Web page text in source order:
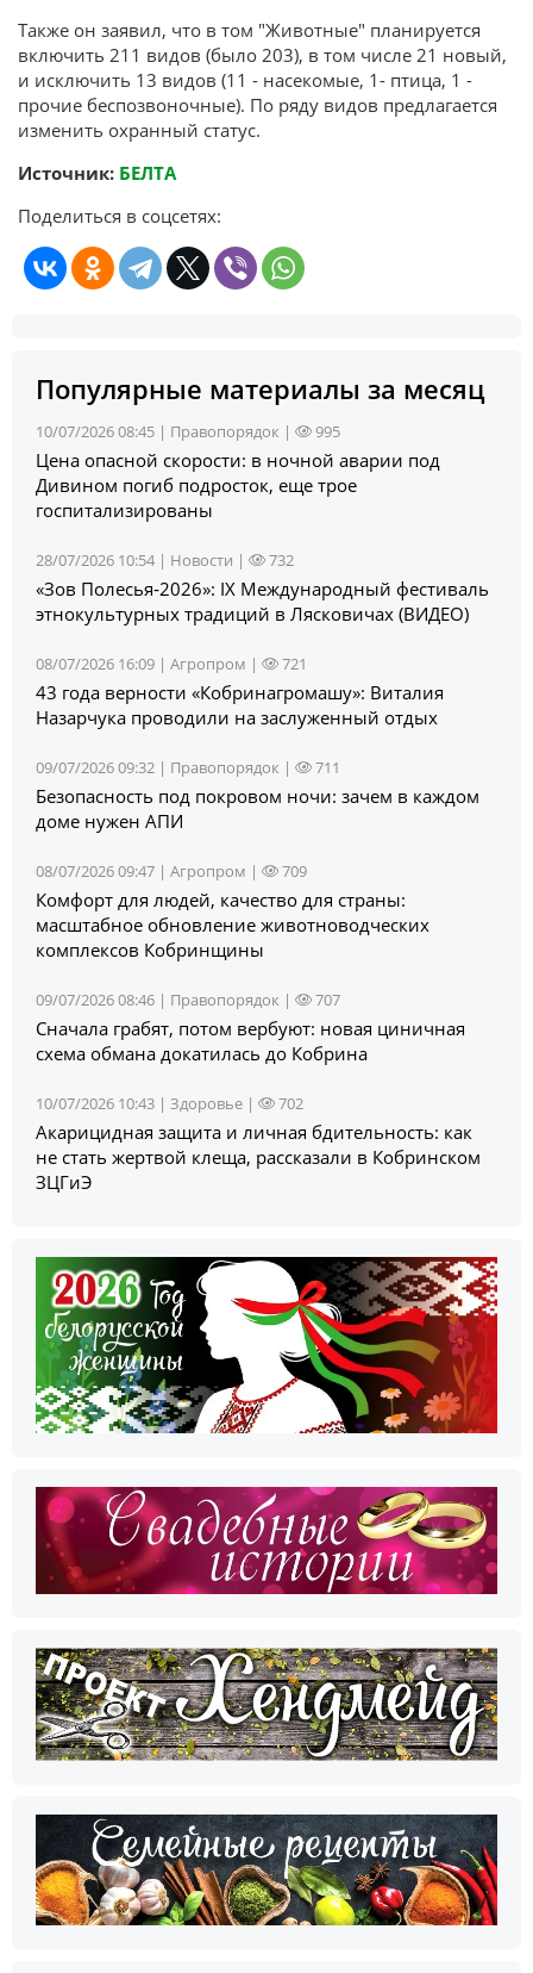
Также он заявил, что в том "Животные" планируется
включить 211 видов (было 203), в том числе 21 новый,
и исключить 13 видов (11 - насекомые, 1- птица, 1 -
прочие беспозвоночные). По ряду видов предлагается
изменить охранный статус.
Источник: БЕЛТА
Поделиться в соцсетях:
Популярные материалы за месяц
10/07/2026 08:45 | Правопорядок | 995
Цена опасной скорости: в ночной аварии под
Дивином погиб подросток, еще трое
госпитализированы
28/07/2026 10:54 | Новости | 732
«Зов Полесья‑2026»: IX Международный фестиваль
этнокультурных традиций в Лясковичах (ВИДЕО)
08/07/2026 16:09 | Агропром | 721
43 года верности «Кобринагромашу»: Виталия
Назарчука проводили на заслуженный отдых
09/07/2026 09:32 | Правопорядок | 711
Безопасность под покровом ночи: зачем в каждом
доме нужен АПИ
08/07/2026 09:47 | Агропром | 709
Комфорт для людей, качество для страны:
масштабное обновление животноводческих
комплексов Кобринщины
09/07/2026 08:46 | Правопорядок | 707
Сначала грабят, потом вербуют: новая циничная
схема обмана докатилась до Кобрина
10/07/2026 10:43 | Здоровье | 702
Акарицидная защита и личная бдительность: как
не стать жертвой клеща, рассказали в Кобринском
ЗЦГиЭ